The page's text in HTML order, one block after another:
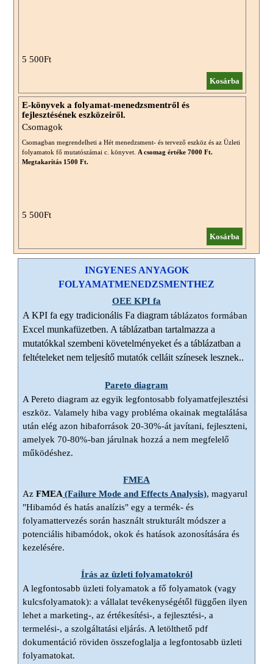
5 500Ft
Kosárba
E-könyvek a folyamat-menedzsmentről és
fejlesztésének eszközeiről.
Csomagok
Csomagban megrendelheti a Hét menedzsment- és tervező eszköz és az Üzleti
folyamatok fő mutatószámai c. könyvet. A csomag értéke 7000 Ft.
Megtakarítás 1500 Ft.
5 500Ft
Kosárba
INGYENES ANYAGOK
FOLYAMATMENEDZSMENTHEZ
OEE KPI fa
A KPI fa egy tradicionális Fa diagram táblázatos formában
Excel munkafüzetben. A táblázatban tartalmazza a
mutatókkal szembeni követelményeket és a táblázatban a
feltételeket nem teljesítő mutatók celláit színesek lesznek..
Pareto diagram
A Pereto diagram az egyik legfontosabb folyamatfejlesztési
eszköz. Valamely hiba vagy probléma okainak megtalálása
után elég azon hibaforrások 20-30%-át javítani, fejleszteni,
amelyek 70-80%-ban járulnak hozzá a nem megfelelő
működéshez.
FMEA
Az FMEA (Failure Mode and Effects Analysis), magyarul
"Hibamód és hatás analízis" egy a termék- és
folyamattervezés során használt strukturált módszer a
potenciális hibamódok, okok és hatások azonosítására és
kezelésére.
Írás az üzleti folyamatokról
A legfontosabb üzleti folyamatok a fő folyamatok (vagy
kulcsfolyamatok): a vállalat tevékenységétől függően ilyen
lehet a marketing-, az értékesítési-, a fejlesztési-, a
termelési-, a szolgáltatási eljárás. A letölthető pdf
dokumentáció röviden összefoglalja a legfontosabb üzleti
folyamatokat.